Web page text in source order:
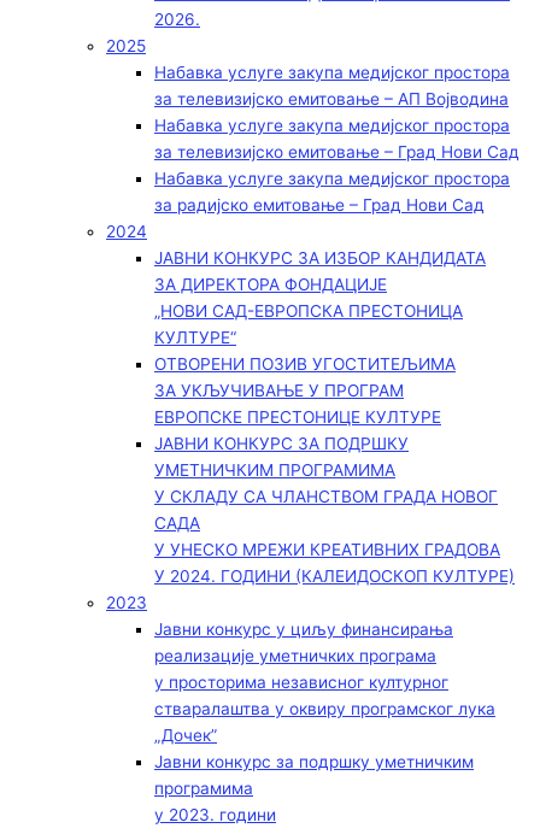
2026.
2025
Набавка услуге закупа медијског простора
за телевизијско емитовање – АП Војводинa
Набавка услуге закупа медијског простора
за телевизијско емитовање – Град Нови Сад
Набавка услуге закупа медијског простора
за радијско емитовање – Град Нови Сад
2024
ЈАВНИ КОНКУРС ЗА ИЗБОР КАНДИДАТА
ЗА ДИРЕКТОРА ФОНДАЦИЈЕ
„НОВИ САД-ЕВРОПСКА ПРЕСТОНИЦА
КУЛТУРЕ“
ОТВОРЕНИ ПОЗИВ УГОСТИТЕЉИМА
ЗА УКЉУЧИВАЊЕ У ПРОГРАМ
ЕВРОПСКЕ ПРЕСТОНИЦЕ КУЛТУРЕ
ЈАВНИ КОНКУРС ЗА ПОДРШКУ
УМЕТНИЧКИМ ПРОГРАМИМА
У СКЛАДУ СА ЧЛАНСТВОМ ГРАДА НОВОГ
САДА
У УНЕСКО МРЕЖИ КРЕАТИВНИХ ГРАДОВА
У 2024. ГОДИНИ (КАЛЕИДОСКОП КУЛТУРЕ)
2023
Јавни конкурс у циљу финансирања
реализације уметничких програма
у просторима независног културног
стваралаштва у оквиру програмског лука
„Дочек”
Јавни конкурс за подршку уметничким
програмима
у 2023. години